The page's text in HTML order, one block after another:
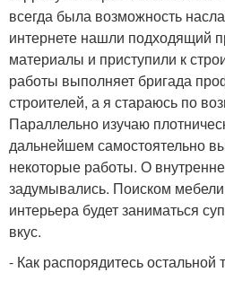
всегда была возможность
интернете нашли подходящий
материалы и приступили к
работы выполняет бригада
строителей, а я стараюсь по
Параллельно изучаю
дальнейшем самостоятельно
некоторые работы. О
задумывались. Поиском
интерьера будет заниматься
вкус.
- Как распорядитесь остальной